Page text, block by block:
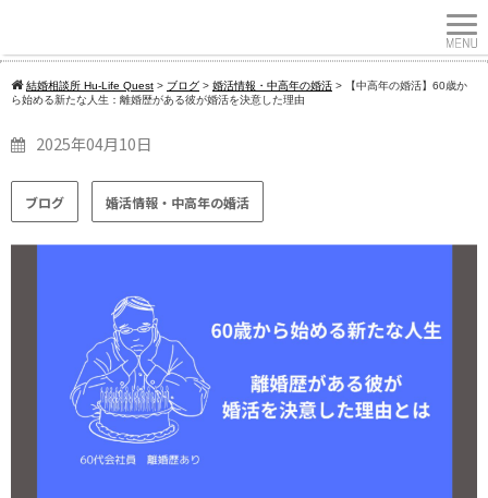
結婚相談所 Hu-Life Quest > ブログ > 婚活情報・中高年の婚活 >
【中高年の婚活】60歳か
ら始める新たな人生：離婚歴がある彼が婚活を決意した理由
2025年04月10日
ブログ 婚活情報・中高年の婚活